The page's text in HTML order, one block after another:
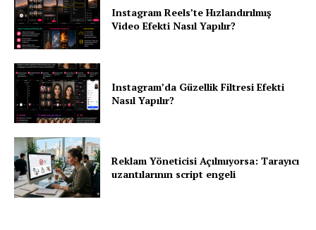
Instagram Reels’te Hızlandırılmış
Video Efekti Nasıl Yapılır?
Instagram’da Güzellik Filtresi Efekti
Nasıl Yapılır?
Reklam Yöneticisi Açılmıyorsa: Tarayıcı
uzantılarının script engeli